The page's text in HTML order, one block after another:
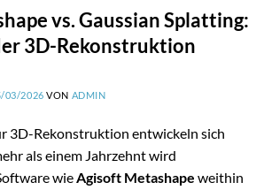
vs. Gaussian Splatting:
3D-Rekonstruktion
03/2026 VON ADMIN
3D-Rekonstruktion entwickeln sich
als einem Jahrzehnt wird
wieAgisoft Metashape weithin